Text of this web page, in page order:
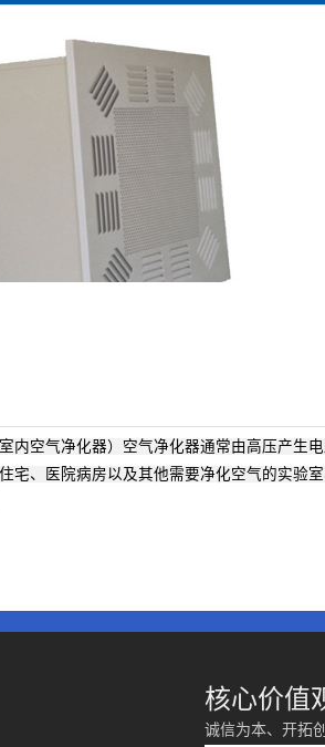
内空气净化器）空气净化器通常由高压产生
宅、医院病房以及其他需要净化空气的实验
核心价值
诚信为本、开拓